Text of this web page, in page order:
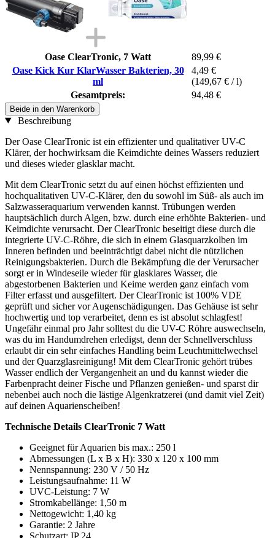
Oase ClearTronic, 7 Watt
89,99 €
Oase Kick Kur KlarWasser Bakterien, 30
ml
4,49 €
(149,67 € / l)
Gesamtpreis:
94,48 €
Beide in den Warenkorb
Beschreibung
Der Oase ClearTronic ist ein effizienter und qualitativer UV-C
Klärer, der hochwirksam die Keimdichte deines Wassers reduziert
und dieses wieder glasklar macht.
Mit dem ClearTronic setzt du auf einen höchst effizienten und
hochqualitativen UV-C-Klärer, den du sowohl im Süß- als auch im
Salzwasseraquarium verwenden kannst. Trübungen werden
hauptsächlich durch Algen, bzw. durch eine erhöhte Bakterien- und
Keimdichte verursacht. Der ClearTronic beseitigt diese durch die
integrierte UV-C-Röhre, die sich in einem Glasquarzkolben im
Inneren befinden und beeinträchtigt dabei nicht die nützlichen
Reinigungsbakterien. Durch die Bekämpfung die der Verursacher
sorgt er in Windeseile wieder für glasklares Wasser, die
abgestorbenen Bakterien und Keime werden ganz einfach vom
Filter erfasst und ausgefiltert. Der ClearTronic ist 100% VDE
geprüft und sicher vor Augenschädigungen. Das Gehäuse ist sehr
hochwertig und top verarbeitet, denn es ist absolut schlagfest!
Ungefähr einmal pro Jahr solltest du die UV-C Röhre auswechseln,
was du im Handumdrehen erledigst, denn der Schnellverschluss
erlaubt dir ein sehr einfaches Handling beim Leuchtmittelwechsel
und der Quarzglasreinigung! Mit dem ClearTronic gehört trübes
Wasser endlich der Vergangenheit an und du kannst wieder die
Farbenpracht deiner Fische und Pflanzen genießen- und sparst dir
nebenbei auch noch die lästige Algenkratzerei (und damit viel Zeit)
auf deinen Aquarienscheiben!
Technische Details ClearTronic 7 Watt
Geeignet für Aquarien bis max.: 250 l
Abmessungen (L x B x H): 330 x 120 x 100 mm
Nennspannung: 230 V / 50 Hz
Leistungsaufnahme: 11 W
UVC-Leistung: 7 W
Stromkabellänge: 1,50 m
Nettogewicht: 1,40 kg
Garantie: 2 Jahre
Schutzart: IP 24